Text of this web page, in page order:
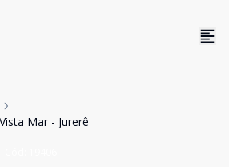
Mar - Jurerê